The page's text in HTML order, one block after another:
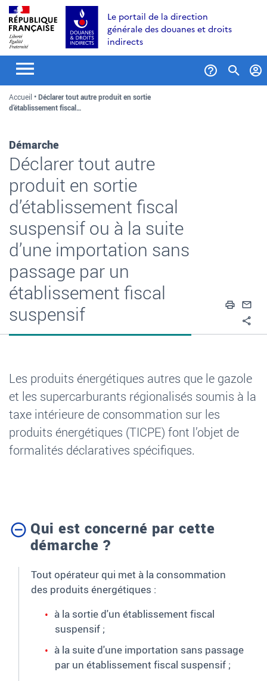
Aller
au
contenu
Aller
recherche
Aller
au
menu
Le portail de la direction
générale des douanes et droits
indirects
Accueil
Déclarer tout autre produit en sortie
d’établissement fiscal…
Démarche
Déclarer tout autre
produit en sortie
d’établissement fiscal
suspensif ou à la suite
d’une importation sans
passage par un
établissement fiscal
suspensif
Les produits énergétiques autres que le gazole
et les supercarburants régionalisés soumis à la
taxe intérieure de consommation sur les
produits énergétiques (TICPE) font l’objet de
formalités déclaratives spécifiques.
Qui est concerné par cette
démarche ?
Tout opérateur qui met à la consommation
des produits énergétiques :
à la sortie d'un établissement fiscal
suspensif ;
à la suite d'une importation sans passage
par un établissement fiscal suspensif ;